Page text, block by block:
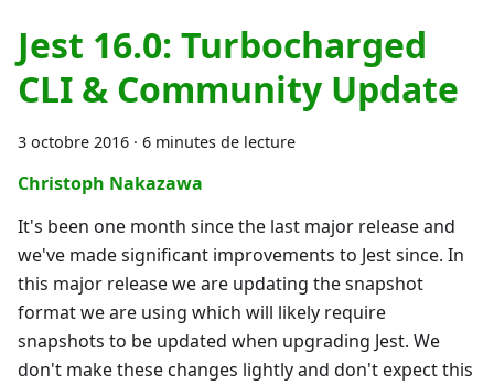
Jest 16.0: Turbocharged
CLI & Community Update
3 octobre 2016 · 6 minutes de lecture
Christoph Nakazawa
It's been one month since the last major release and
we've made significant improvements to Jest since. In
this major release we are updating the snapshot
format we are using which will likely require
snapshots to be updated when upgrading Jest. We
don't make these changes lightly and don't expect this